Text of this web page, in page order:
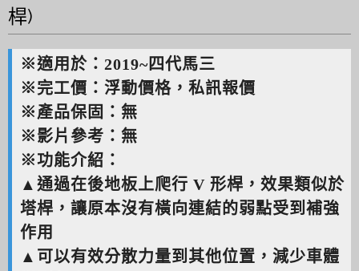
桿)
※適用於：2019~四代馬三
※完工價：浮動價格，私訊報價
※產品保固：無
※影片參考：無
※功能介紹：
▲通過在後地板上爬行 V 形桿，效果類似於
塔桿，讓原本沒有橫向連結的弱點受到補強
作用
▲可以有效分散力量到其他位置，減少車體